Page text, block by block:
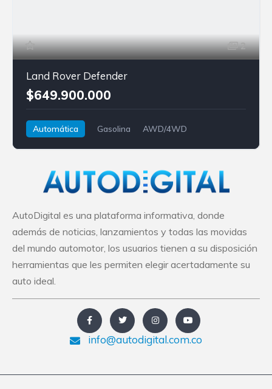
2
Land Rover Defender
$649.900.000
Automática Gasolina
AWD/4WD
AutoDigital es una plataforma informativa, donde
además de noticias, lanzamientos y todas las movidas
del mundo automotor, los usuarios tienen a su disposición
herramientas que les permiten elegir acertadamente su
auto ideal.
info@autodigital.com.co